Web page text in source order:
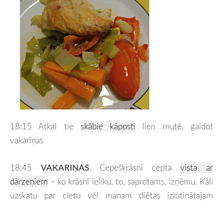
18:15 Atkal tie skābie kāposti lien mutē, gaidot
vakariņas
18:45 VAKARIŅAS. Cepeškrāsnī ceptavista ar
dārzeņiem – ko krāsnī ieliku, to, saprotams, izņēmu. Kāli
uzskatu par cietu vēl manam diētas izlutinātajam